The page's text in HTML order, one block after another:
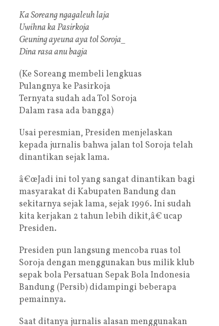
Ka Soreang ngagaleuh laja
Uwihna ka Pasirkoja
Geuning ayeuna aya tol Soroja_
Dina rasa anu bagja
(Ke Soreang membeli lengkuas
Pulangnya ke Pasirkoja
Ternyata sudah ada Tol Soroja
Dalam rasa ada bangga)
Usai peresmian, Presiden menjelaskan
kepada jurnalis bahwa jalan tol Soroja telah
dinantikan sejak lama.
â€œJadi ini tol yang sangat dinantikan bagi
masyarakat di Kabupaten Bandung dan
sekitarnya sejak lama, sejak 1996. Ini sudah
kita kerjakan 2 tahun lebih dikit,â€ ucap
Presiden.
Presiden pun langsung mencoba ruas tol
Soroja dengan menggunakan bus milik klub
sepak bola Persatuan Sepak Bola Indonesia
Bandung (Persib) didampingi beberapa
pemainnya.
Saat ditanya jurnalis alasan menggunakan